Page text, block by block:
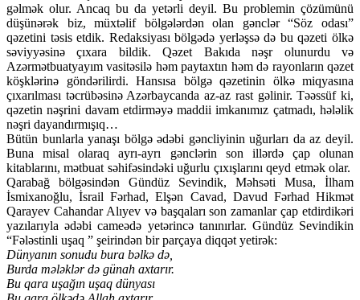
gəlmək olur. Ancaq bu da yetərli deyil. Bu problemin çözümünü
düşünərək biz, müxtəlif bölgələrdən olan gənclər “Söz odası”
qəzetini təsis etdik. Redaksiyası bölgədə yerləşsə də bu qəzeti ölkə
səviyyəsinə çıxara bildik. Qəzet Bakıda nəşr olunurdu və
Azərmətbuatyayım vasitəsilə həm paytaxtın həm də rayonların qəzet
köşklərinə göndərilirdi. Hansısa bölgə qəzetinin ölkə miqyasına
çıxarılması təcrübəsinə Azərbaycanda az-az rast gəlinir. Təəssüf ki,
qəzetin nəşrini davam etdirməyə maddii imkanımız çatmadı, hələlik
nəşri dayandırmışıq…
Bütün bunlarla yanaşı bölgə ədəbi gəncliyinin uğurları da az deyil.
Buna misal olaraq ayrı-ayrı gənclərin son illərdə çap olunan
kitablarını, mətbuat səhifəsindəki uğurlu çıxışlarını qeyd etmək olar.
Qarabağ bölgəsindən Gündüz Sevindik, Məhsəti Musa, İlham
İsmixanoğlu, İsrail Fərhad, Elşən Cavad, Davud Fərhad Hikmət
Qarayev Cahandar Alıyev və başqaları son zamanlar çap etdirdikəri
yazılarıyla ədəbi cameədə yetərincə tanınırlar. Gündüz Sevindikin
“Fələstinli uşaq ” şeirindən bir parçaya diqqət yetirək:
Dünyanın sonudu bura bəlkə də,
Burda mələklər də günah axtarır.
Bu qara uşağın uşaq dünyası